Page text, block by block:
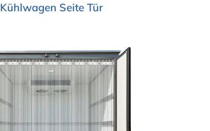
Kühlwagen Seite Tür